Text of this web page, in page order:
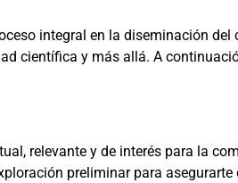
integral en la diseminación
científica y más allá. A
relevante y de interés para la
preliminar para